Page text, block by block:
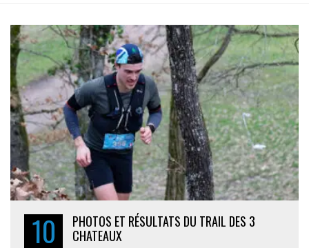
10
PHOTOS ET RÉSULTATS DU TRAIL DES 3
CHATEAUX